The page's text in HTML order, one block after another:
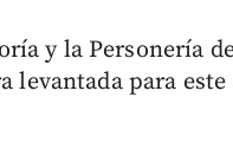
y la Personería
para este